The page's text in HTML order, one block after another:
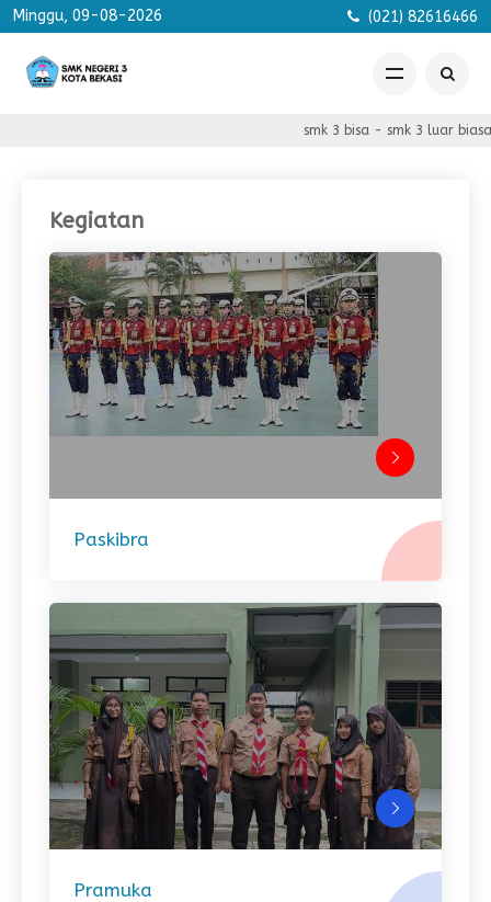
Minggu, 09-08-2026 (021) 82616466
smk 3 bisa - smk 3 luar biasa -
Kegiatan
Paskibra
Pramuka